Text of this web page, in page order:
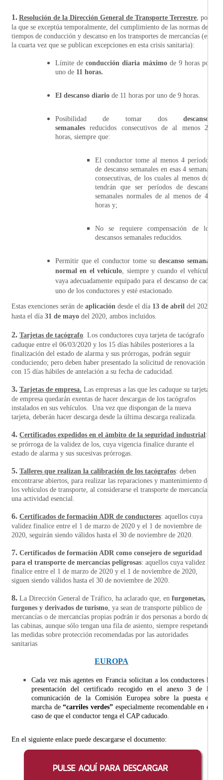
1. Resolución de la Dirección General de Transporte Terrestre , por
la que se exceptúa temporalmente, del cumplimiento de las normas de
tiempos de conducción y descanso en los transportes de mercancías (es
la cuarta vez que se publican excepciones en esta crisis sanitaria):
Límite deconducción diaria máximode 9 horas por
uno de 11 horas.
El descanso diario de 11 horas por uno de 9 horas.
Posibilidad de tomar dos descansos
semanales reducidos consecutivos de al menos 24
horas, siempre que:
El conductor tome al menos 4 períodos
de descanso semanales en esas 4 semanas
consecutivas, de los cuales al menos dos
tendrán que ser períodos de descanso
semanales normales de al menos de 45
horas y;
No se requiere compensación de los
descansos semanales reducidos.
Permitir que el conductor tome sudescanso semanal
normal en el vehículo , siempre y cuando el vehículo
vaya adecuadamente equipado para el descanso de cada
uno de los conductores y esté estacionado.
Estas exenciones serán de aplicación desde el día 13 de abril del 2020
hasta el día 31 de mayo del 2020, ambos incluidos.
2. Tarjetas de tacógrafo . Los conductores cuya tarjeta de tacógrafo
caduque entre el 06/03/2020 y los 15 días hábiles posteriores a la
finalización del estado de alarma y sus prórrogas, podrán seguir
conduciendo; pero deben haber presentado la solicitud de renovación
con 15 días hábiles de antelación a su fecha de caducidad.
3. Tarjetas de empresa. Las empresas a las que les caduque su tarjeta
de empresa quedarán exentas de hacer descargas de los tacógrafos
instalados en sus vehículos. Una vez que dispongan de la nueva
tarjeta, deberán hacer descarga desde la última descarga realizada.
4. Certificados expedidos en el ámbito de la seguridad industrial:
se prórroga de la validez de los, cuya vigencia finalice durante el
estado de alarma y sus sucesivas prórrogas.
5. Talleres que realizan la calibración de los tacógrafos: deben
encontrarse abiertos, para realizar las reparaciones y mantenimiento de
los vehículos de transporte, al considerarse el transporte de mercancías
una actividad esencial.
6. Certificados de formación ADR de conductores: aquellos cuya
validez finalice entre el 1 de marzo de 2020 y el 1 de noviembre de
2020, seguirán siendo válidos hasta el 30 de noviembre de 2020.
7. Certificados de formación ADR como consejero de seguridad
para el transporte de mercancías peligrosas: aquellos cuya validez
finalice entre el 1 de marzo de 2020 y el 1 de noviembre de 2020,
siguen siendo válidos hasta el 30 de noviembre de 2020.
8. La Dirección General de Tráfico, ha aclarado que, en furgonetas,
furgones y derivados de turismo , ya sean de transporte público de
mercancías o de mercancías propias podrán ir dos personas a bordo de
las cabinas, aunque sólo tengan una fila de asiento, siempre respetando
las medidas sobre protección recomendadas por las autoridades
sanitarias
EUROPA
Cada vez más agentes en Francia solicitan a los conductores la
presentación del certificado recogido en el anexo 3 de la
comunicación de la Comisión Europea sobre la puesta en
marcha de“carriles verdes” especialmente recomendable en el
caso de que el conductor tenga el CAP caducado.
En el siguiente enlace puede descargarse el documento: